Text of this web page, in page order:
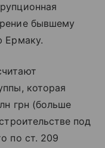
бывшему
Ермаку.
которая
грн (больше
под
по ст. 209